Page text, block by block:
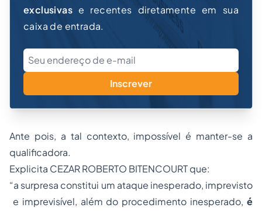
exclusivas e recentes diretamente em sua
caixa de entrada.
Inscrever
Ante pois, a tal contexto, impossível é manter-se a
qualificadora.
Explicita CEZAR ROBERTO BITENCOURT que:
“a surpresa constitui um ataque inesperado, imprevisto
e imprevisível, além do procedimento inesperado, é